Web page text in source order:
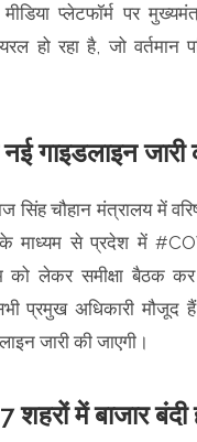
प्लेटफॉर्म पर
हो रहा है, जो वर्तमान
नई गाइडलाइन जारी
सिंह चौहान मंत्रालय में
के माध्यम से प्रदेश में
को लेकर समीक्षा बैठक
प्रमुख अधिकारी
जारी की जाएगी।
में बाजार बंदी